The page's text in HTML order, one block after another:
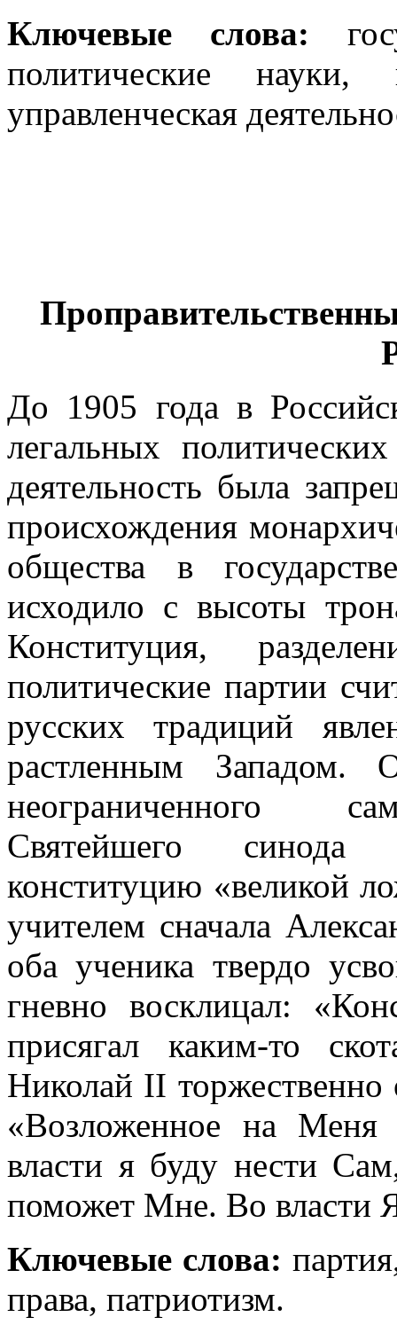
Ключевые слова:
политические науки,
управленческая
До 1905 года в
легальных
деятельность была
происхождения
общества в
исходило с высоты
Конституция,
политические партии
русских традиций
растленным Западом.
неограниченного
Святейшего синода
конституцию «великой
учителем сначала
оба ученика твердо
гневно восклицал:
присягал каким-то
Николай II
«Возложенное на
власти я буду нести
поможет Мне. Во власти
Ключевые слова:
права, патриотизм.